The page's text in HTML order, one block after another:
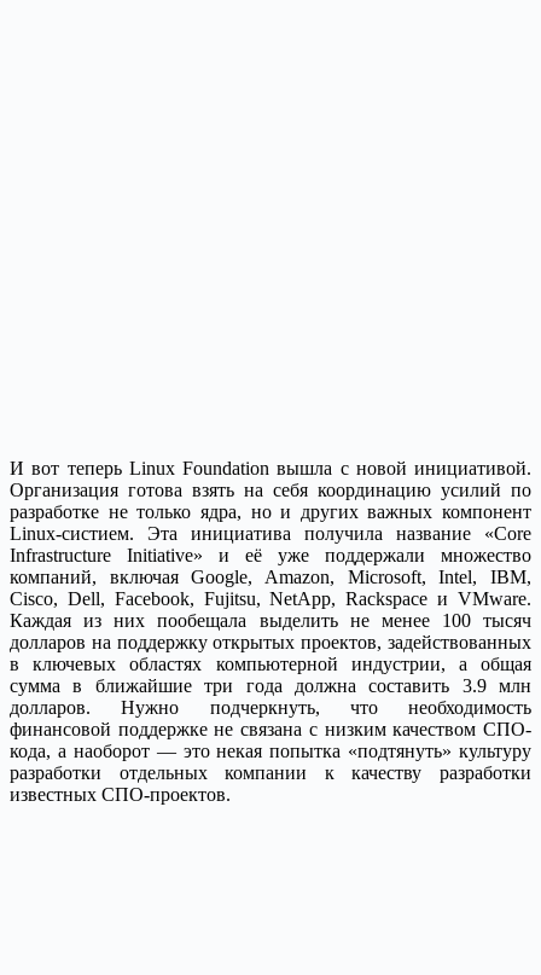
И вот теперь Linux Foundation вышла с новой инициативой.
Организация готова взять на себя координацию усилий по
разработке не только ядра, но и других важных компонент
Linux-систием. Эта инициатива получила название «Core
Infrastructure Initiative» и её уже поддержали множество
компаний, включая Google, Amazon, Microsoft, Intel, IBM,
Cisco, Dell, Facebook, Fujitsu, NetApp, Rackspace и VMware.
Каждая из них пообещала выделить не менее 100 тысяч
долларов на поддержку открытых проектов, задействованных
в ключевых областях компьютерной индустрии, а общая
сумма в ближайшие три года должна составить 3.9 млн
долларов. Нужно подчеркнуть, что необходимость
финансовой поддержке не связана с низким качеством СПО-
кода, а наоборот — это некая попытка «подтянуть» культуру
разработки отдельных компании к качеству разработки
известных СПО-проектов.